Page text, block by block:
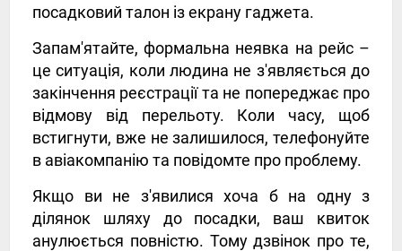
посадковий талон із екрану гаджета.
Запам'ятайте, формальна неявка на рейс –
це ситуація, коли людина не з'являється до
закінчення реєстрації та не попереджає про
відмову від перельоту. Коли часу, щоб
встигнути, вже не залишилося, телефонуйте
в авіакомпанію та повідомте про проблему.
Якщо ви не з'явилися хоча б на одну з
ділянок шляху до посадки, ваш квиток
анулюється повністю. Тому дзвінок про те,